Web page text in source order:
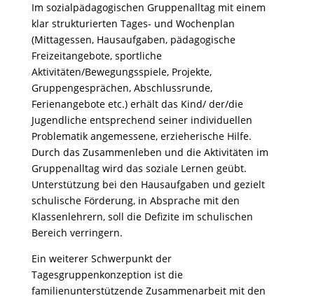
Im sozialpädagogischen Gruppenalltag mit einem
klar strukturierten Tages- und Wochenplan
(Mittagessen, Hausaufgaben, pädagogische
Freizeitangebote, sportliche
Aktivitäten/Bewegungsspiele, Projekte,
Gruppengesprächen, Abschlussrunde,
Ferienangebote etc.) erhält das Kind/ der/die
Jugendliche entsprechend seiner individuellen
Problematik angemessene, erzieherische Hilfe.
Durch das Zusammenleben und die Aktivitäten im
Gruppenalltag wird das soziale Lernen geübt.
Unterstützung bei den Hausaufgaben und gezielt
schulische Förderung, in Absprache mit den
Klassenlehrern, soll die Defizite im schulischen
Bereich verringern.
Ein weiterer Schwerpunkt der
Tagesgruppenkonzeption ist die
familienunterstützende Zusammenarbeit mit den